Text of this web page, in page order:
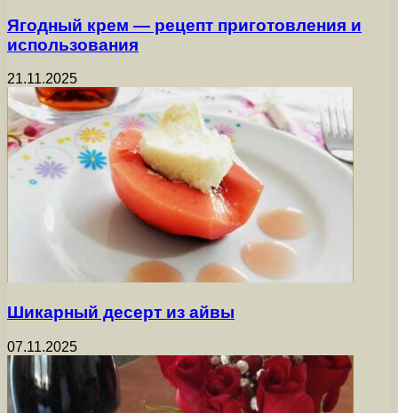
Ягодный крем — рецепт приготовления и
использования
21.11.2025
Шикарный десерт из айвы
07.11.2025